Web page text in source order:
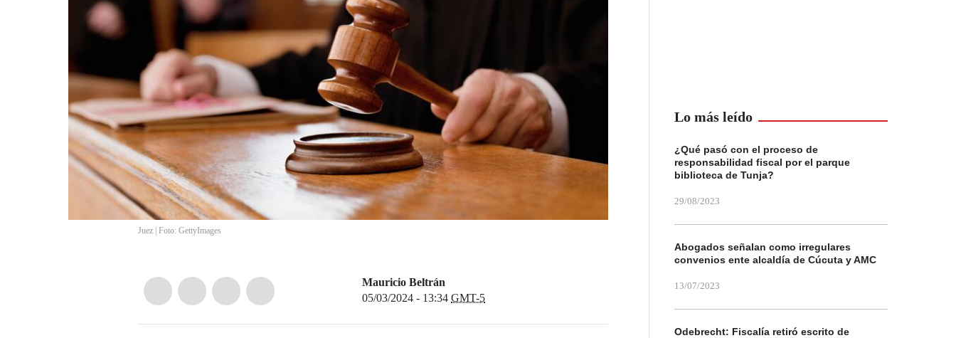
Juez | Foto: GettyImages
Mauricio Beltrán
05/03/2024 - 13:34 GMT-5
Lo más leído
¿Qué pasó con el proceso de
responsabilidad fiscal por el parque
biblioteca de Tunja?
29/08/2023
Abogados señalan como irregulares
convenios ente alcaldía de Cúcuta y AMC
13/07/2023
Odebrecht: Fiscalía retiró escrito de